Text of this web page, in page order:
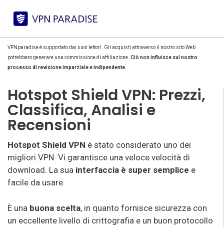
VPNparadise è supportato dai suoi lettori. Gli acquisti attraverso il nostro sito Web
potrebbero generare una commissione di affiliazione. Ciò non influisce sul nostro
processo di revisione imparziale e indipendente.
Hotspot Shield VPN: Prezzi,
Classifica, Analisi e
Recensioni
Hotspot Shield VPN è stato considerato uno dei
migliori VPN. Vi garantisce una veloce velocità di
download. La sua interfaccia è super semplice e
facile da usare.
È una buona scelta, in quanto fornisce sicurezza con
un eccellente livello di crittografia e un buon protocollo